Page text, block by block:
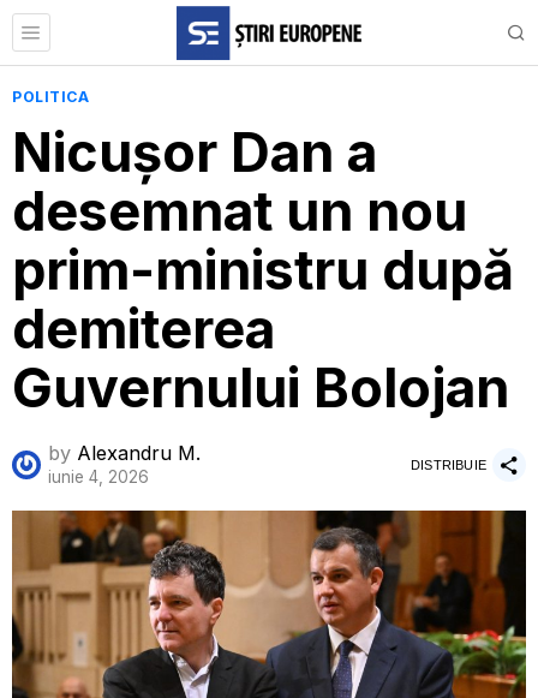
POLITICA
Nicușor Dan a
desemnat un nou
prim-ministru după
demiterea
Guvernului Bolojan
by Alexandru M.
iunie 4, 2026
DISTRIBUIE